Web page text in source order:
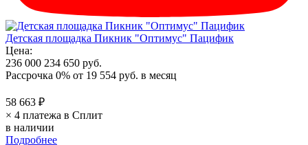
Детская площадка Пикник "Оптимус" Пацифик
Цена:
236 000 234 650 руб.
Рассрочка 0% от 19 554 руб. в месяц
58 663 ₽
× 4 платежа в Сплит
в наличии
Подробнее